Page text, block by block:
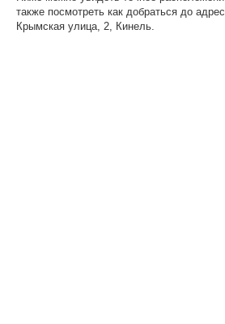
также посмотреть как добраться до
Крымская улица, 2, Кинель.